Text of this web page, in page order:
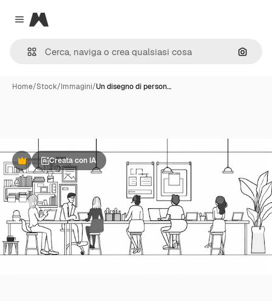
Close menu
Magnific
Cerca
Home/Stock/Immagini/Un disegno di person…
PremiumCreata con IA